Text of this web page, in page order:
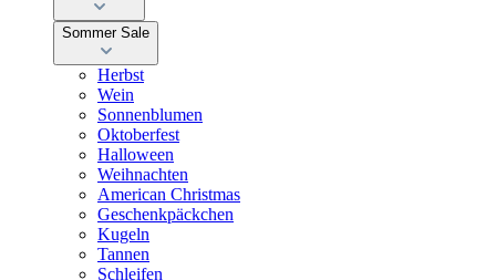
Sommer Sale
Herbst
Wein
Sonnenblumen
Oktoberfest
Halloween
Weihnachten
American Christmas
Geschenkpäckchen
Kugeln
Tannen
Schleifen